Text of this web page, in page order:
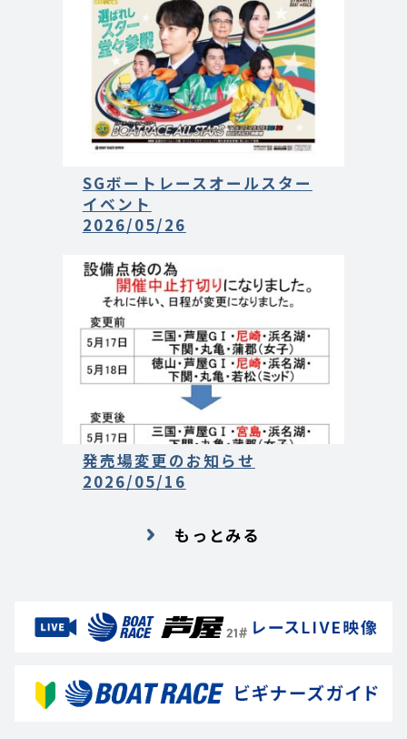
SGボートレースオールスター
イベント
2026/05/26
発売場変更のお知らせ
2026/05/16
もっとみる